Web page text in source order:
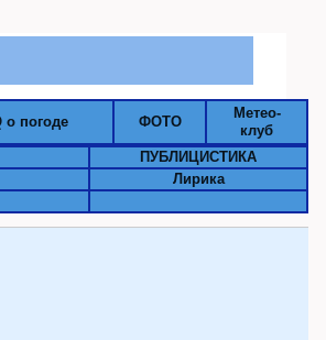
о погоде ФОТО
Метео-
клуб
ПУБЛИЦИСТИКА
Лирика